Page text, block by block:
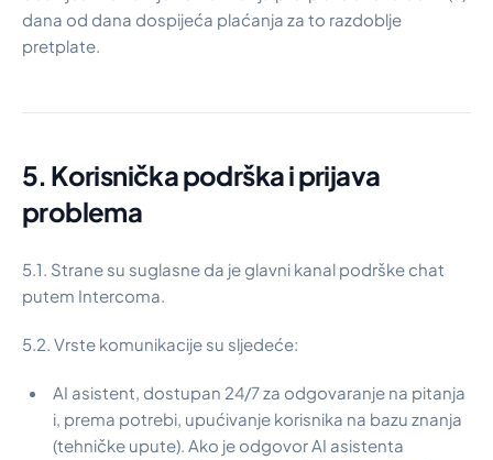
dana od dana dospijeća plaćanja za to razdoblje
pretplate.
5. Korisnička podrška i prijava
problema
5.1. Strane su suglasne da je glavni kanal podrške chat
putem Intercoma.
5.2. Vrste komunikacije su sljedeće:
AI asistent, dostupan 24/7 za odgovaranje na pitanja
i, prema potrebi, upućivanje korisnika na bazu znanja
(tehničke upute). Ako je odgovor AI asistenta